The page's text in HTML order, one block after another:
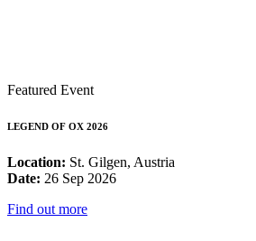
Featured Event
LEGEND OF OX 2026
Location: St. Gilgen, Austria
Date: 26 Sep 2026
Find out more